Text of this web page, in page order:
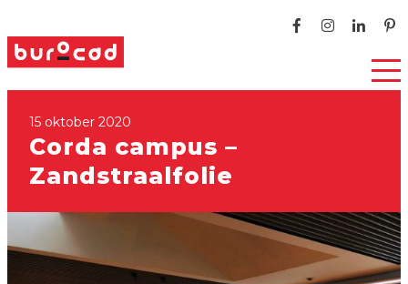
15 oktober 2020
Corda campus –
Zandstraalfolie